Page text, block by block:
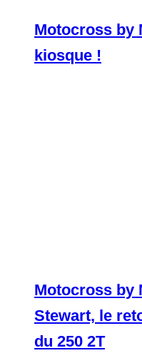
Motocross by
kiosque !
Motocross by
Stewart, le
du 250 2T